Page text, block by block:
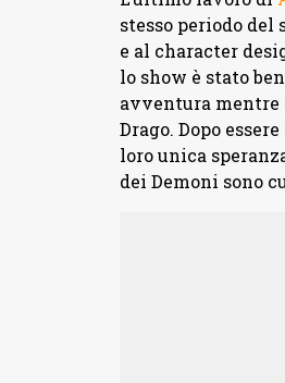
stesso periodo
e al character
lo show è stato
avventura mentre
Drago. Dopo
loro unica
dei Demoni sono